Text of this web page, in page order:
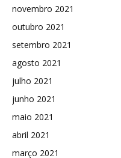
novembro 2021
outubro 2021
setembro 2021
agosto 2021
julho 2021
junho 2021
maio 2021
abril 2021
março 2021